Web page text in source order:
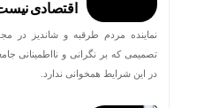
اقتصادی
نماینده مردم طرقبه و شاندیز در
تصمیمی که بر نگرانی و نااطمینانی
در این شرایط همخوانی ندارد.